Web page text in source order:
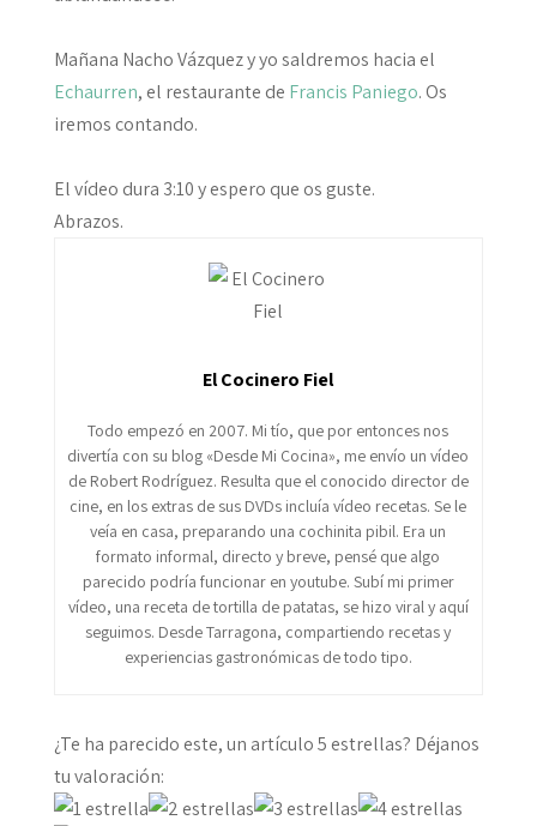
Mañana Nacho Vázquez y yo saldremos hacia el
Echaurren, el restaurante de Francis Paniego. Os
iremos contando.
El vídeo dura 3:10 y espero que os guste.
Abrazos.
El Cocinero Fiel
Todo empezó en 2007. Mi tío, que por entonces nos
divertía con su blog «Desde Mi Cocina», me envío un vídeo
de Robert Rodríguez. Resulta que el conocido director de
cine, en los extras de sus DVDs incluía vídeo recetas. Se le
veía en casa, preparando una cochinita pibil. Era un
formato informal, directo y breve, pensé que algo
parecido podría funcionar en youtube. Subí mi primer
vídeo, una receta de tortilla de patatas, se hizo viral y aquí
seguimos. Desde Tarragona, compartiendo recetas y
experiencias gastronómicas de todo tipo.
¿Te ha parecido este, un artículo 5 estrellas? Déjanos
tu valoración: